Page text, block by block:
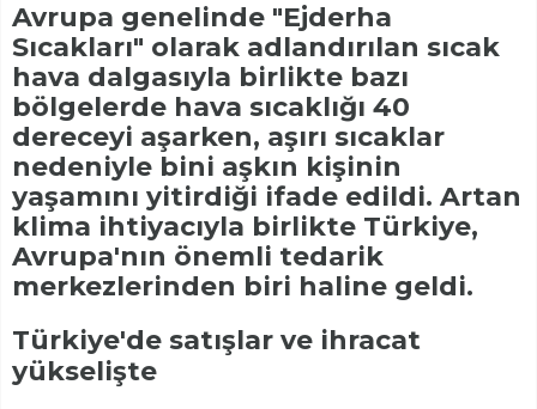
Avrupa genelinde "Ejderha
Sıcakları" olarak adlandırılan sıcak
hava dalgasıyla birlikte bazı
bölgelerde hava sıcaklığı 40
dereceyi aşarken, aşırı sıcaklar
nedeniyle bini aşkın kişinin
yaşamını yitirdiği ifade edildi. Artan
klima ihtiyacıyla birlikte Türkiye,
Avrupa'nın önemli tedarik
merkezlerinden biri haline geldi.
Türkiye'de satışlar ve ihracat
yükselişte